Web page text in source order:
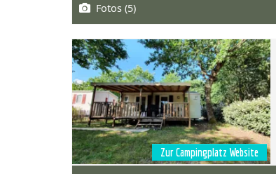
Fotos (5)
Zur Campingplatz Website